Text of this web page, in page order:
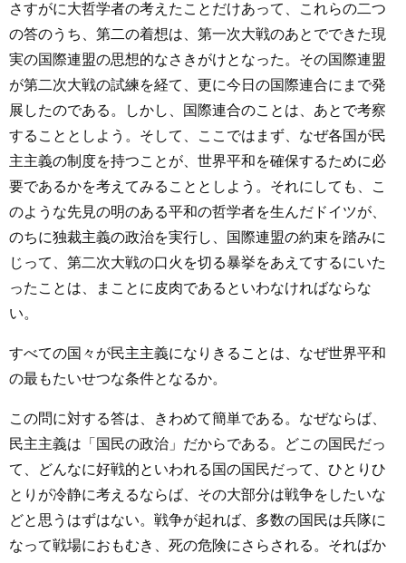
さすがに大哲学者の考えたことだけあって、これらの二つ
の答のうち、第二の着想は、第一次大戦のあとでできた現
実の国際連盟の思想的なさきがけとなった。その国際連盟
が第二次大戦の試練を経て、更に今日の国際連合にまで発
展したのである。しかし、国際連合のことは、あとで考察
することとしよう。そして、ここではまず、なぜ各国が民
主主義の制度を持つことが、世界平和を確保するために必
要であるかを考えてみることとしよう。それにしても、こ
のような先見の明のある平和の哲学者を生んだドイツが、
のちに独裁主義の政治を実行し、国際連盟の約束を踏みに
じって、第二次大戦の口火を切る暴挙をあえてするにいた
ったことは、まことに皮肉であるといわなければならな
い。
すべての国々が民主主義になりきることは、なぜ世界平和
の最もたいせつな条件となるか。
この問に対する答は、きわめて簡単である。なぜならば、
民主主義は「国民の政治」だからである。どこの国民だっ
て、どんなに好戦的といわれる国の国民だって、ひとりひ
とりが冷静に考えるならば、その大部分は戦争をしたいな
どと思うはずはない。戦争が起れば、多数の国民は兵隊に
なって戦場におもむき、死の危険にさらされる。そればか